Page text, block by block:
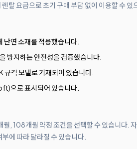
탈 요금으로 초기 구매 부담 없이 이용할 수
난연 소재를 적용했습니다.
방지하는 안전성을 검증했습니다.
규격 모델로 기재되어 있습니다.
으로 표시되어 있습니다.
, 108개월 약정 조건을 선택할 수 있습니다.
에 따라 달라질 수 있습니다.